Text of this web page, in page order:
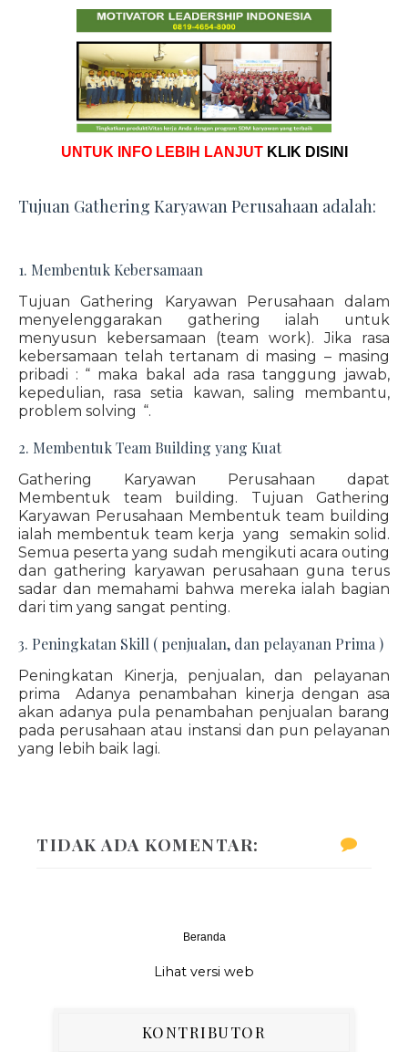
UNTUK INFO LEBIH LANJUT KLIK DISINI
Tujuan Gathering Karyawan Perusahaan adalah:
1. Membentuk Kebersamaan
Tujuan Gathering Karyawan Perusahaan dalam
menyelenggarakan gathering ialah untuk
menyusun kebersamaan (team work). Jika rasa
kebersamaan telah tertanam di masing – masing
pribadi : “ maka bakal ada rasa tanggung jawab,
kepedulian, rasa setia kawan, saling membantu,
problem solving “.
2. Membentuk Team Building yang Kuat
Gathering Karyawan Perusahaan dapat
Membentuk team building. Tujuan Gathering
Karyawan Perusahaan Membentuk team building
ialah membentuk team kerja yang semakin solid.
Semua peserta yang sudah mengikuti acara outing
dan gathering karyawan perusahaan guna terus
sadar dan memahami bahwa mereka ialah bagian
dari tim yang sangat penting.
3. Peningkatan Skill ( penjualan, dan pelayanan Prima )
Peningkatan Kinerja, penjualan, dan pelayanan
prima Adanya penambahan kinerja dengan asa
akan adanya pula penambahan penjualan barang
pada perusahaan atau instansi dan pun pelayanan
yang lebih baik lagi.
TIDAK ADA KOMENTAR:
Beranda
Lihat versi web
KONTRIBUTOR